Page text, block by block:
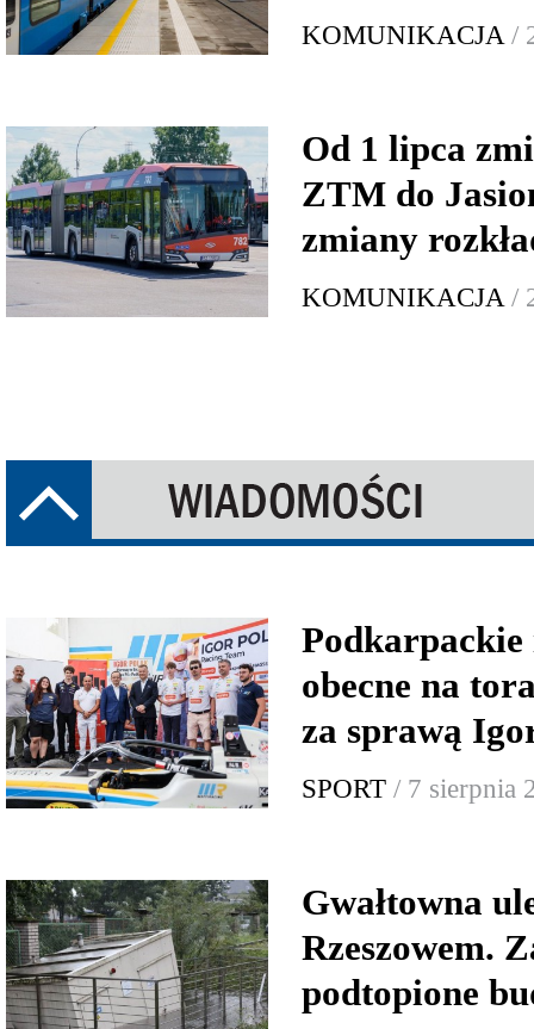
KOMUNIKACJA /
Od 1 lipca
ZTM do
zmiany
KOMUNIKACJA /
Podkarpackie
obecne na
za sprawą
SPORT / 7 sierpnia
Gwałtowna
Rzeszowem.
podtopione